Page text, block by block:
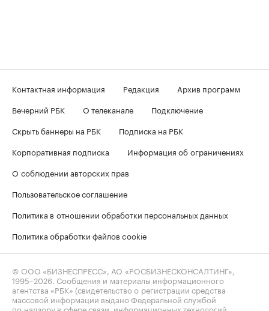
Контактная информация Редакция
Архив программ
Вечерний РБК
О телеканале
Подключение
Скрыть баннеры на РБК
Подписка на РБК
Корпоративная подписка
Информация об ограничениях
О соблюдении авторских прав
Пользовательское соглашение
Политика в отношении обработки персональных данных
Политика обработки файлов cookie
© ООО «БИЗНЕСПРЕСС», АО «РОСБИЗНЕСКОНСАЛТИНГ»,
1995–2026. Сообщения и материалы информационного
агентства «РБК» (свидетельство о регистрации средства
массовой информации выдано Федеральной службой